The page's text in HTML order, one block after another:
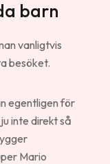
barn
vanligtvis
besöket.
egentligen för
inte direkt så
Mario